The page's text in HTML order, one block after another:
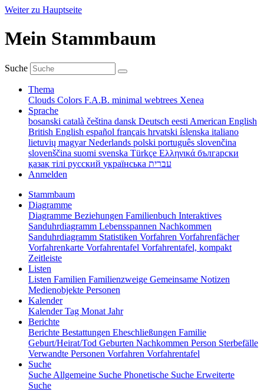
Weiter zu Hauptseite
Mein Stammbaum
Suche
Thema
Clouds Colors F.A.B. minimal webtrees Xenea
Sprache
bosanski català čeština dansk Deutsch eesti American English
British English español français hrvatski íslenska italiano
lietuvių magyarNederlands polski português slovenčina
slovenščina suomi svenska Türkçe Ελληνικά български
қазақ тілі русский українська עברית
Anmelden
Stammbaum
Diagramme
Diagramme Beziehungen Familienbuch Interaktives
Sanduhrdiagramm Lebensspannen Nachkommen
Sanduhrdiagramm Statistiken Vorfahren Vorfahrenfächer
Vorfahrenkarte Vorfahrentafel Vorfahrentafel, kompakt
Zeitleiste
Listen
Listen Familien Familienzweige Gemeinsame Notizen
Medienobjekte Personen
Kalender
KalenderTag Monat Jahr
Berichte
Berichte Bestattungen Eheschließungen Familie
Geburt/Heirat/Tod Geburten Nachkommen Person Sterbefälle
Verwandte Personen Vorfahren Vorfahrentafel
Suche
Suche Allgemeine Suche Phonetische Suche Erweiterte
Suche